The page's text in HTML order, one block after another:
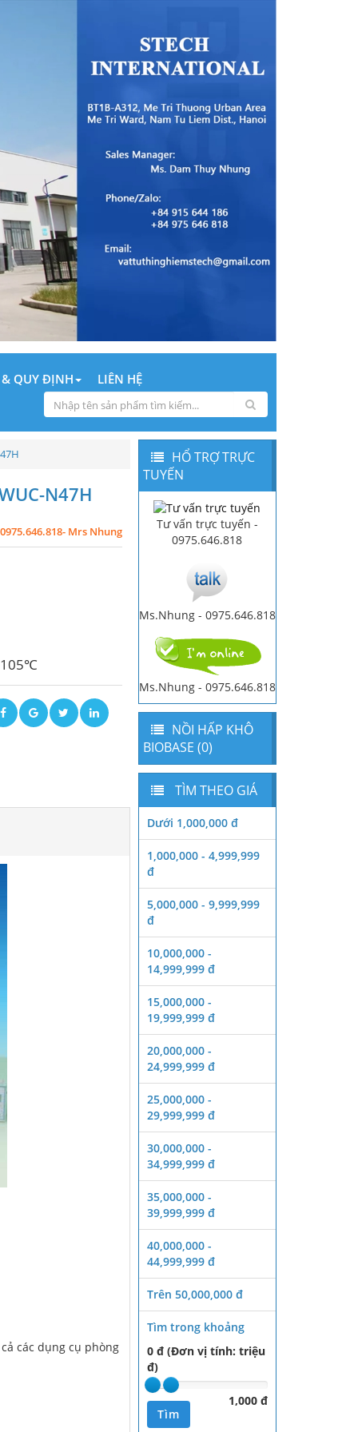
QUY ĐỊNH LIÊN HỆ
N47H
0975.646.818- Mrs Nhung
105℃
các dụng cụ phòng
HỔ TRỢ TRỰC
TUYẾN
Tư vấn trực tuyến -
0975.646.818
Ms.Nhung - 0975.646.818
Ms.Nhung - 0975.646.818
NỒI HẤP KHÔ
BIOBASE (0)
TÌM THEO GIÁ
Dưới 1,000,000 đ
1,000,000 - 4,999,999
đ
5,000,000 - 9,999,999
đ
10,000,000 -
14,999,999 đ
15,000,000 -
19,999,999 đ
20,000,000 -
24,999,999 đ
25,000,000 -
29,999,999 đ
30,000,000 -
34,999,999 đ
35,000,000 -
39,999,999 đ
40,000,000 -
44,999,999 đ
Trên 50,000,000 đ
Tìm trong khoảng
0 đ (Đơn vị tính: triệu
đ)
1,000 đ
Tìm